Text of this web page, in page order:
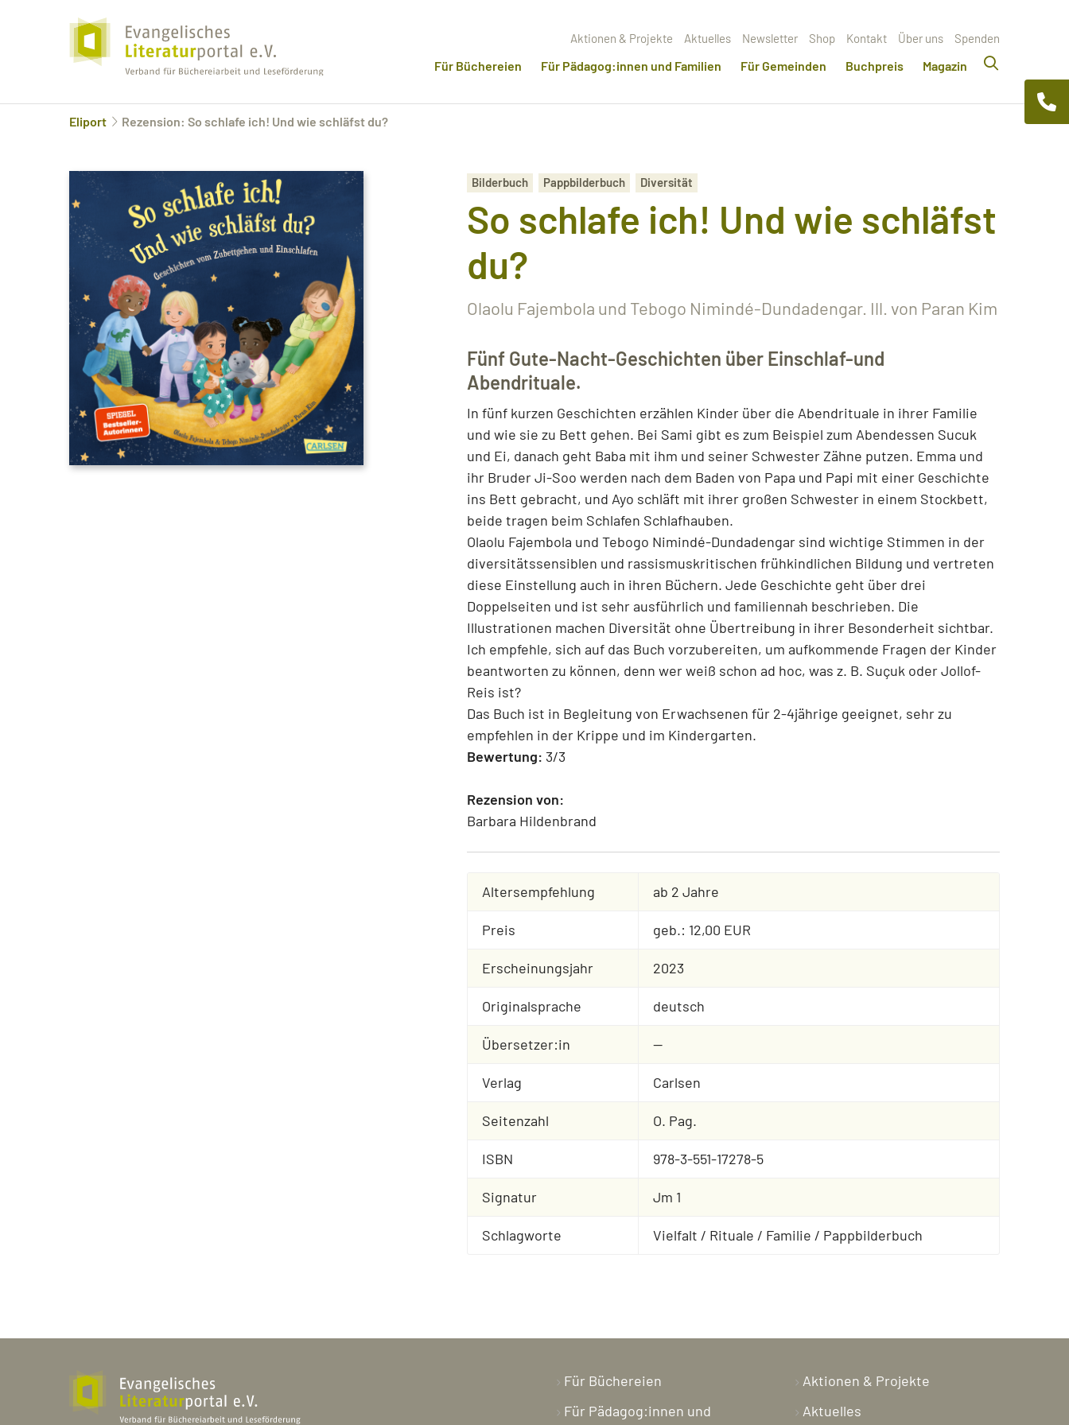
Aktionen & Projekte Aktuelles Newsletter Shop Kontakt Über uns Spenden
Für Büchereien Für Pädagog:innen und Familien Für Gemeinden Buchpreis Magazin
Eliport Rezension: So schlafe ich! Und wie schläfst du?
Bilderbuch Pappbilderbuch Diversität
So schlafe ich! Und wie schläfst
du?
Olaolu Fajembola und Tebogo Nimindé-Dundadengar. Ill. von Paran Kim
Fünf Gute-Nacht-Geschichten über Einschlaf-und
Abendrituale.
In fünf kurzen Geschichten erzählen Kinder über die Abendrituale in ihrer Familie
und wie sie zu Bett gehen. Bei Sami gibt es zum Beispiel zum Abendessen Sucuk
und Ei, danach geht Baba mit ihm und seiner Schwester Zähne putzen. Emma und
ihr Bruder Ji-Soo werden nach dem Baden von Papa und Papi mit einer Geschichte
ins Bett gebracht, und Ayo schläft mit ihrer großen Schwester in einem Stockbett,
beide tragen beim Schlafen Schlafhauben.
Olaolu Fajembola und Tebogo Nimindé-Dundadengar sind wichtige Stimmen in der
diversitätssensiblen und rassismuskritischen frühkindlichen Bildung und vertreten
diese Einstellung auch in ihren Büchern. Jede Geschichte geht über drei
Doppelseiten und ist sehr ausführlich und familiennah beschrieben. Die
Illustrationen machen Diversität ohne Übertreibung in ihrer Besonderheit sichtbar.
Ich empfehle, sich auf das Buch vorzubereiten, um aufkommende Fragen der Kinder
beantworten zu können, denn wer weiß schon ad hoc, was z. B. Suçuk oder Jollof-
Reis ist?
Das Buch ist in Begleitung von Erwachsenen für 2-4jährige geeignet, sehr zu
empfehlen in der Krippe und im Kindergarten.
Bewertung: 3/3
Rezension von:
Barbara Hildenbrand
Altersempfehlung ab 2 Jahre
Preis geb.: 12,00 EUR
Erscheinungsjahr 2023
Originalsprache deutsch
Übersetzer:in --
Verlag Carlsen
Seitenzahl O. Pag.
ISBN 978-3-551-17278-5
Signatur Jm 1
Schlagworte Vielfalt / Rituale / Familie / Pappbilderbuch
Für Büchereien
Für Pädagog:innen und
Aktionen & Projekte
Aktuelles